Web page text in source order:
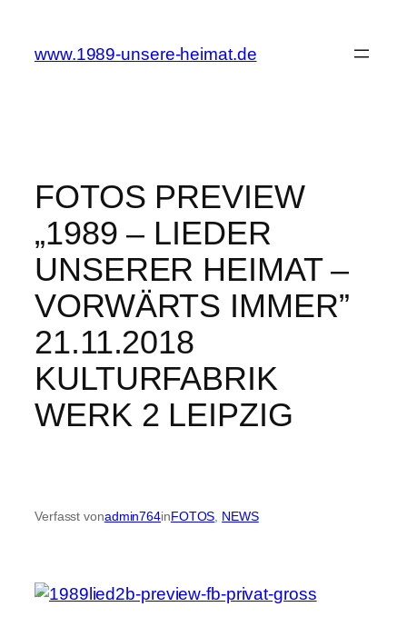
springen
www.1989-unsere-heimat.de
FOTOS PREVIEW
„1989 – LIEDER
UNSERER HEIMAT –
VORWÄRTS IMMER”
21.11.2018
KULTURFABRIK
WERK 2 LEIPZIG
Verfasst vonadmin764inFOTOS NEWS